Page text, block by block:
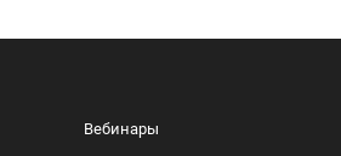
Вебинары